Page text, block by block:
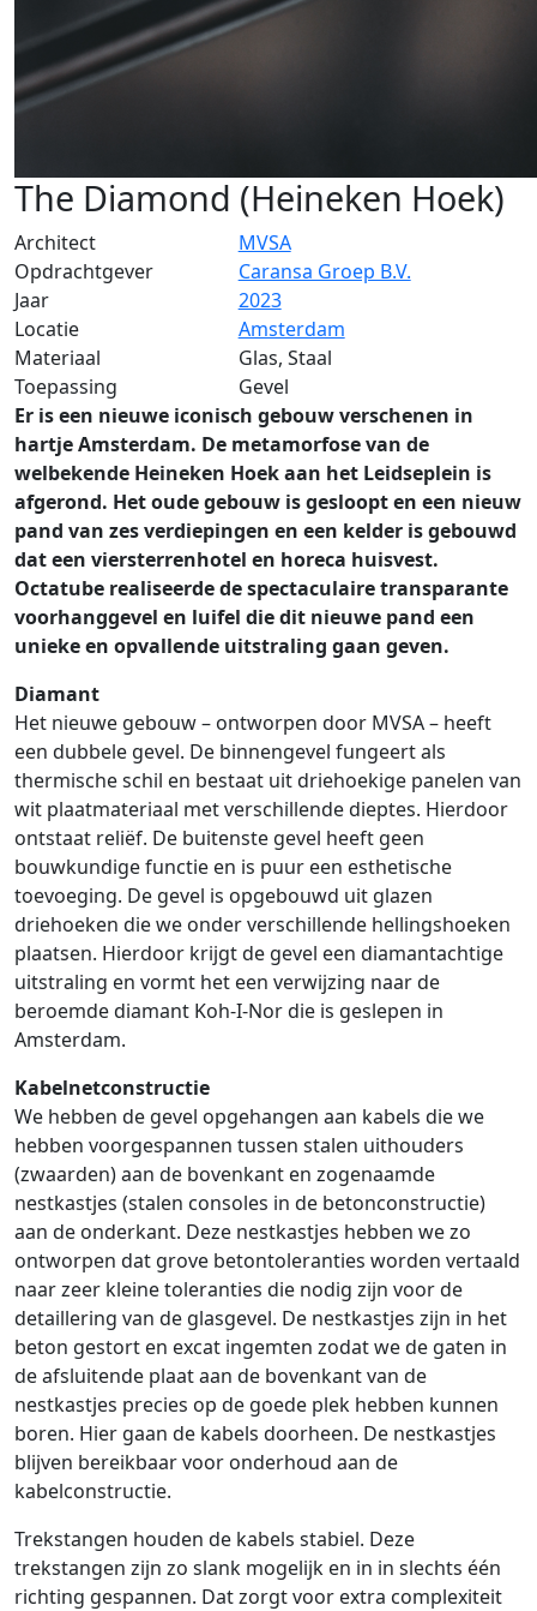
The Diamond (Heineken Hoek)
Architect
MVSA
Opdrachtgever
Caransa Groep B.V.
Jaar
2023
Locatie
Amsterdam
Materiaal
Glas, Staal
Toepassing
Gevel
Er is een nieuwe iconisch gebouw verschenen in
hartje Amsterdam. De metamorfose van de
welbekende Heineken Hoek aan het Leidseplein is
afgerond. Het oude gebouw is gesloopt en een nieuw
pand van zes verdiepingen en een kelder is gebouwd
dat een viersterrenhotel en horeca huisvest.
Octatube realiseerde de spectaculaire transparante
voorhanggevel en luifel die dit nieuwe pand een
unieke en opvallende uitstraling gaan geven.
Diamant
Het nieuwe gebouw – ontworpen door MVSA – heeft
een dubbele gevel. De binnengevel fungeert als
thermische schil en bestaat uit driehoekige panelen van
wit plaatmateriaal met verschillende dieptes. Hierdoor
ontstaat reliëf. De buitenste gevel heeft geen
bouwkundige functie en is puur een esthetische
toevoeging. De gevel is opgebouwd uit glazen
driehoeken die we onder verschillende hellingshoeken
plaatsen. Hierdoor krijgt de gevel een diamantachtige
uitstraling en vormt het een verwijzing naar de
beroemde diamant Koh-I-Nor die is geslepen in
Amsterdam.
Kabelnetconstructie
We hebben de gevel opgehangen aan kabels die we
hebben voorgespannen tussen stalen uithouders
(zwaarden) aan de bovenkant en zogenaamde
nestkastjes (stalen consoles in de betonconstructie)
aan de onderkant. Deze nestkastjes hebben we zo
ontworpen dat grove betontoleranties worden vertaald
naar zeer kleine toleranties die nodig zijn voor de
detaillering van de glasgevel. De nestkastjes zijn in het
beton gestort en excat ingemten zodat we de gaten in
de afsluitende plaat aan de bovenkant van de
nestkastjes precies op de goede plek hebben kunnen
boren. Hier gaan de kabels doorheen. De nestkastjes
blijven bereikbaar voor onderhoud aan de
kabelconstructie.
Trekstangen houden de kabels stabiel. Deze
trekstangen zijn zo slank mogelijk en in in slechts één
richting gespannen. Dat zorgt voor extra complexiteit